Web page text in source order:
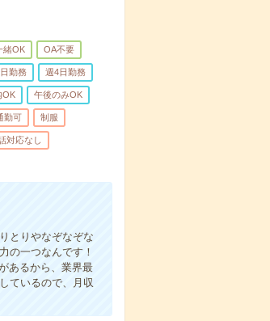
緒OK OA不要
勤務 週4日勤務
OK 午後のみOK
勤可 制服
対応なし
とりやなぞなぞな
の一つなんです！
あるから、業界最
ているので、月収